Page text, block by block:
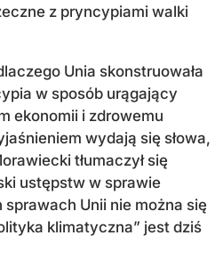
z pryncypiami walki
Unia skonstruowała
w sposób urągający
ekonomii i zdrowemu
wydają się słowa,
tłumaczył się
ustępstw w sprawie
sprawach Unii nie można się
klimatyczna” jest dziś